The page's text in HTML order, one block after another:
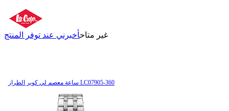
غير متاحأخبرني عند توفر المنتج
ساعة معصم لي كوبر الطراز LC07905-360